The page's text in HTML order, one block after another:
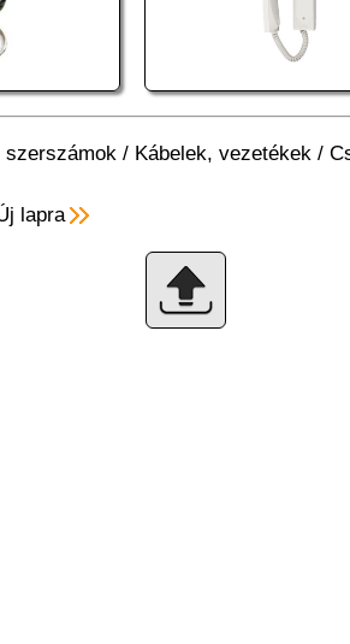
szerszámok / Kábelek, vezetékek /
lapra